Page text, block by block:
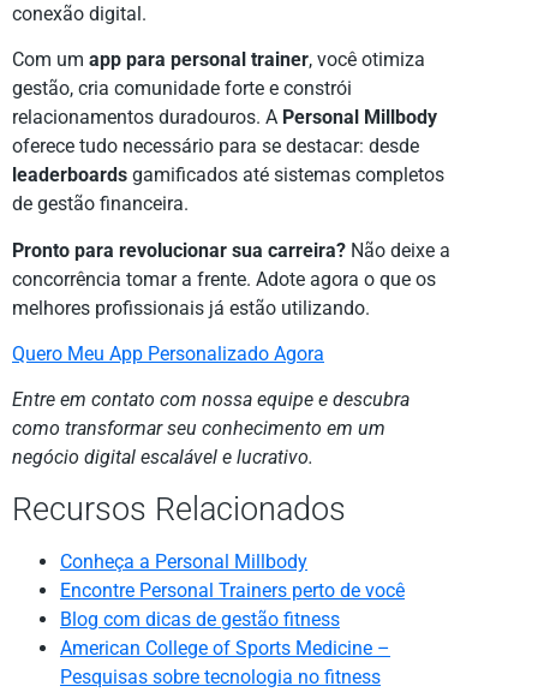
conexão digital.
Com um app para personal trainer, você otimiza
gestão, cria comunidade forte e constrói
relacionamentos duradouros. A Personal Millbody
oferece tudo necessário para se destacar: desde
leaderboards gamificados até sistemas completos
de gestão financeira.
Pronto para revolucionar sua carreira? Não deixe a
concorrência tomar a frente. Adote agora o que os
melhores profissionais já estão utilizando.
Quero Meu App Personalizado Agora
Entre em contato com nossa equipe e descubra
como transformar seu conhecimento em um
negócio digital escalável e lucrativo.
Recursos Relacionados
Conheça a Personal Millbody
Encontre Personal Trainers perto de você
Blog com dicas de gestão fitness
American College of Sports Medicine –
Pesquisas sobre tecnologia no fitness